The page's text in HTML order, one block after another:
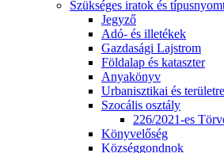
Szükséges iratok és
Jegyző
Adó- és illetékek
Gazdasági Lajstrom
Földalap és kataszter
Anyakönyv
Urbanisztikai és
Szocális osztály
226/2021-es
Könyvelőség
Községgondnok